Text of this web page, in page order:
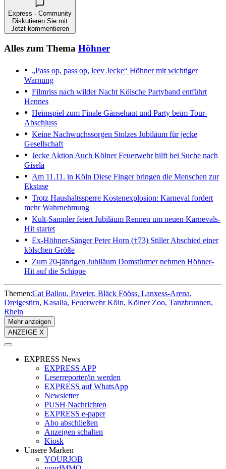
Express · Community
Diskutieren Sie mit
Jetzt kommentieren
Alles zum Thema Höhner
„Pass op, pass op, leev Jecke“ Höhner mit wichtiger
Warnung
Filmriss nach wilder Nacht Kölsche Partyband entführt
Hennes
Heimspiel zum Finale Gänsehaut und Party beim Tour-
Abschluss
Keine Nachwuchssorgen Stolzes Jubiläum für jecke
Gesellschaft
Jecke Aktion Auch Kölner Feuerwehr hilft bei Suche nach
Gisela
Am 11.11. in Köln Diese Finger bringen die Menschen zur
Ekstase
Trotz Haushaltssperre Kostenexplosion: Karneval fordert
mehr Wahrnehmung
Kult-Sampler feiert Jubiläum Rennen um neuen Karnevals-
Hit startet
Ex-Höhner-Sänger Peter Horn (†73) Stiller Abschied einer
kölschen Größe
Zum 20-jährigen Jubiläum Domstürmer nehmen Höhner-
Hit auf die Schippe
Themen:Cat Ballou Paveier Bläck Fööss Lanxess-Arena
Dreigestirn Kasalla Feuerwehr Köln Kölner Zoo Tanzbrunnen
Rhein
Mehr anzeigen
ANZEIGE X
EXPRESS News
EXPRESS APP
Leserreporter/in werden
EXPRESS auf WhatsApp
Newsletter
PUSH Nachrichten
EXPRESS e-paper
Abo abschließen
Anzeigen schalten
Kiosk
Unsere Marken
YOURJOB